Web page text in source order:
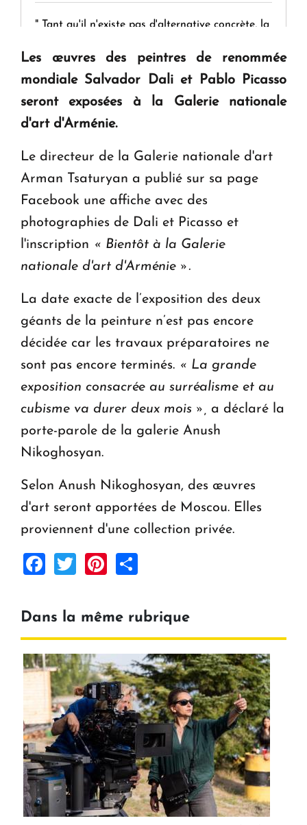
" Tant qu'il n'existe pas d'alternative concrète, la
KASA : 30 ans d'audace, de résilience et d'avenir
en Arménie
Le premier hôtel Hyatt Regency d'Arménie
Les œuvres des peintres de renommée
mondiale Salvador Dali et Pablo Picasso
seront exposées à la Galerie nationale
d'art d'Arménie.
Le directeur de la Galerie nationale d'art
Arman Tsaturyan a publié sur sa page
Facebook une affiche avec des
photographies de Dali et Picasso et
l'inscription « Bientôt à la Galerie
nationale d'art d'Arménie ».
La date exacte de l’exposition des deux
géants de la peinture n’est pas encore
décidée car les travaux préparatoires ne
sont pas encore terminés. « La grande
exposition consacrée au surréalisme et au
cubisme va durer deux mois », a déclaré la
porte-parole de la galerie Anush
Nikoghosyan.
Selon Anush Nikoghosyan, des œuvres
d'art seront apportées de Moscou. Elles
proviennent d'une collection privée.
Facebook
TwitterPinterest
Dans la même rubrique